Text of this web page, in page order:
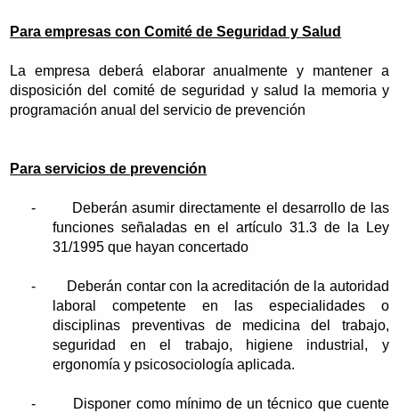
Para empresas con Comité de Seguridad y Salud
La empresa deberá elaborar anualmente y mantener a
disposición del comité de seguridad y salud la memoria y
programación anual del servicio de prevención
Para servicios de prevención
-
Deberán asumir directamente el desarrollo de las
funciones señaladas en el artículo 31.3 de la Ley
31/1995 que hayan concertado
-
Deberán contar con la acreditación de la autoridad
laboral competente en las especialidades o
disciplinas preventivas de medicina del trabajo,
seguridad en el trabajo, higiene industrial, y
ergonomía y psicosociología aplicada.
-
Disponer como mínimo de un técnico que cuente